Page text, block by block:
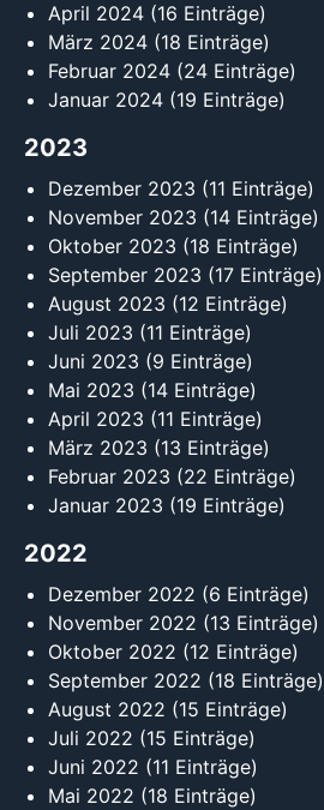
April 2024 (16 Einträge)
März 2024 (18 Einträge)
Februar 2024 (24 Einträge)
Januar 2024 (19 Einträge)
2023
Dezember 2023 (11 Einträge)
November 2023 (14 Einträge)
Oktober 2023 (18 Einträge)
September 2023 (17 Einträge)
August 2023 (12 Einträge)
Juli 2023 (11 Einträge)
Juni 2023 (9 Einträge)
Mai 2023 (14 Einträge)
April 2023 (11 Einträge)
März 2023 (13 Einträge)
Februar 2023 (22 Einträge)
Januar 2023 (19 Einträge)
2022
Dezember 2022 (6 Einträge)
November 2022 (13 Einträge)
Oktober 2022 (12 Einträge)
September 2022 (18 Einträge)
August 2022 (15 Einträge)
Juli 2022 (15 Einträge)
Juni 2022 (11 Einträge)
Mai 2022 (18 Einträge)